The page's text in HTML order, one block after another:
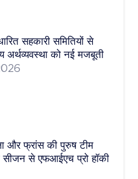
सहकारी समितियों से
अर्थव्यवस्था को नई मजबूती
और फ्रांस की पुरुष टीम
से एफआईएच प्रो हॉकी